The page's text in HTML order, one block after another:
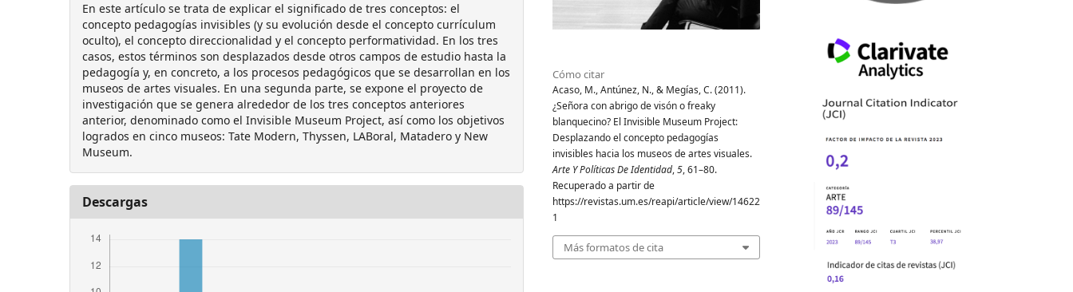
En este artículo se trata de explicar el significado de tres conceptos: el
concepto pedagogías invisibles (y su evolución desde el concepto currículum
oculto), el concepto direccionalidad y el concepto performatividad. En los tres
casos, estos términos son desplazados desde otros campos de estudio hasta la
pedagogía y, en concreto, a los procesos pedagógicos que se desarrollan en los
museos de artes visuales. En una segunda parte, se expone el proyecto de
investigación que se genera alrededor de los tres conceptos anteriores
anterior, denominado como el Invisible Museum Project, así como los objetivos
logrados en cinco museos: Tate Modern, Thyssen, LABoral, Matadero y New
Museum.
Descargas
Cómo citar
Acaso, M., Antúnez, N., & Megías, C. (2011).
¿Señora con abrigo de visón o freaky
blanquecino? El Invisible Museum Project:
Desplazando el concepto pedagogías
invisibles hacia los museos de artes visuales.
Arte Y Políticas De Identidad,5, 61–80.
Recuperado a partir de
https://revistas.um.es/reapi/article/view/14622
1
Más formatos de cita